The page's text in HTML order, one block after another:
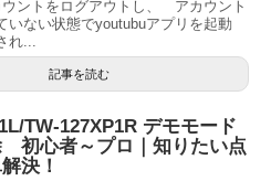
ントをログアウトし、 アカウント
いない状態でyoutubuアプリを起動
れ...
記事を読む
TW-127XP1R デモモード
初心者～プロ｜知りたい点
決！